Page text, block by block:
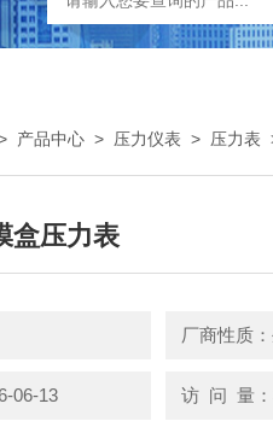
产品中心 > 压力仪表 > 压力表
盒压力表
厂商性质
06-13 访 问 量：